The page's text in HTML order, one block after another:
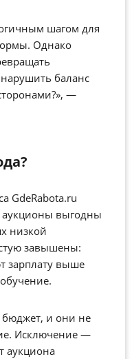
шагом для
Однако
баланс
», —
GdeRabota.ru
аукционы выгодны
низкой
завышены:
зарплату выше
и они не
Исключение —
аукциона